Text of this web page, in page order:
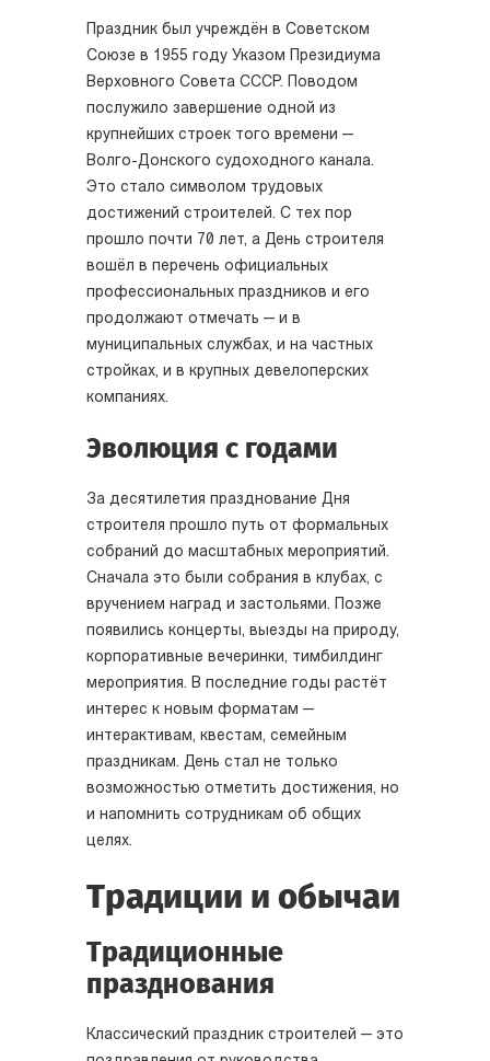
Праздник был учреждён в Советском
Союзе в 1955 году Указом Президиума
Верховного Совета СССР. Поводом
послужило завершение одной из
крупнейших строек того времени —
Волго-Донского судоходного канала.
Это стало символом трудовых
достижений строителей. С тех пор
прошло почти 70 лет, а День строителя
вошёл в перечень официальных
профессиональных праздников и его
продолжают отмечать — и в
муниципальных службах, и на частных
стройках, и в крупных девелоперских
компаниях.
Эволюция с годами
За десятилетия празднование Дня
строителя прошло путь от формальных
собраний до масштабных мероприятий.
Сначала это были собрания в клубах, с
вручением наград и застольями. Позже
появились концерты, выезды на природу,
корпоративные вечеринки, тимбилдинг
мероприятия. В последние годы растёт
интерес к новым форматам —
интерактивам, квестам, семейным
праздникам. День стал не только
возможностью отметить достижения, но
и напомнить сотрудникам об общих
целях.
Традиции и обычаи
Традиционные
празднования
Классический праздник строителей — это